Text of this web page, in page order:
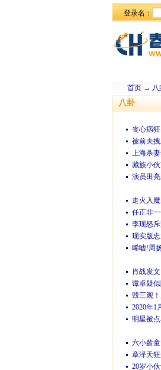
登录名：
首页→ 八
八卦
丧心病
被前夫
上海杀
藏族小
演员田
走火入
任正非
李现怒
现实版
唏嘘!周
肖战发
谭卓疑
毁三观
2020年1
明星被
六小龄
章泽天
20岁小